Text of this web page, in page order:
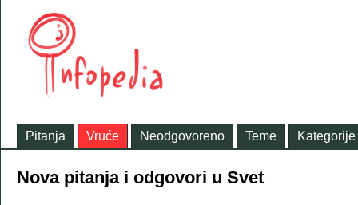
Pitanja Vruće Neodgovoreno Teme Kategorije
Nova pitanja i odgovori u Svet